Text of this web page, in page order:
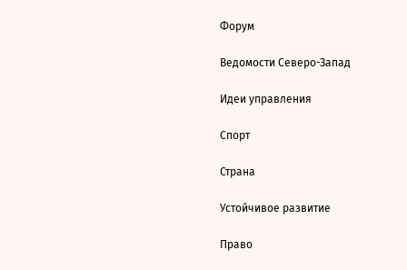
Форум
Ведомости Северо-Запад
Идеи управления
Спорт
Страна
Устойчивое развитие
Право